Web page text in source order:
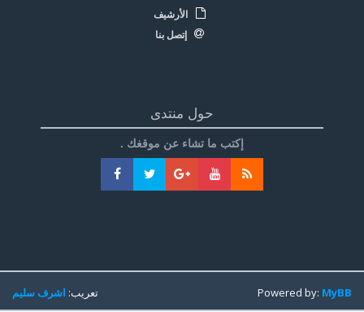
الأرشيف
إتصل بنا
حول منتدى
إكتب ما تشاء عن موقغك .
تعريب:اشرف سليم Powered by:MyBB